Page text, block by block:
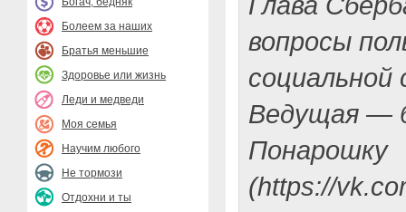
Болеем за наших
Братья меньшие
Здоровье или жизнь
Леди и медведи
Моя семья
Научим любого
Не тормози
Отдохни и ты
вопросы
Ведущая —
Понарошку
(https://